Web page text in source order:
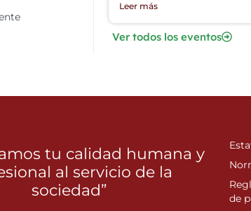
Leer más
Ver todos los eventos
tu calidad humana y
al servicio de la
sociedad”
de